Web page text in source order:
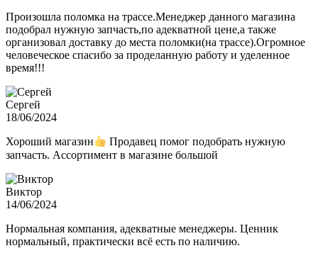
Произошла поломка на трассе.Менеджер данного магазина
подобрал нужную запчасть,по адекватной цене,а также
организовал доставку до места поломки(на трассе).Огромное
человеческое спасибо за проделанную работу и уделенное
время!!!
Сергей
18/06/2024
Хороший магазин
Продавец помог подобрать нужную
запчасть. Ассортимент в магазине большой
Виктор
14/06/2024
Нормальная компания, адекватные менеджеры. Ценник
нормальный, практически всё есть по наличию.